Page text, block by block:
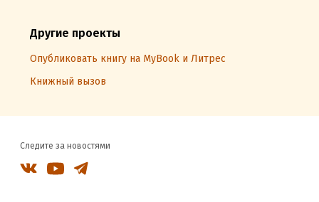
Другие проекты
Опубликовать книгу на MyBook и Литрес
Книжный вызов
Следите за новостями